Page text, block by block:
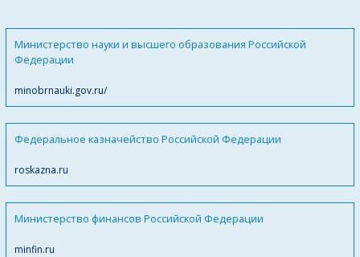
Министерство науки и высшего образования Российской
Федерации
minobrnauki.gov.ru/
Федеральное казначейство Российской Федерации
roskazna.ru
Министерство финансов Российской Федерации
minfin.ru